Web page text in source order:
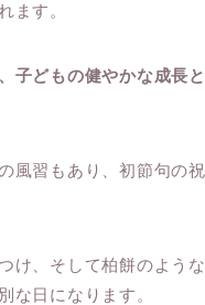
ます。
子どもの健やかな成長
風習もあり、初節句の
け、そして柏餅のよう
な日になります。